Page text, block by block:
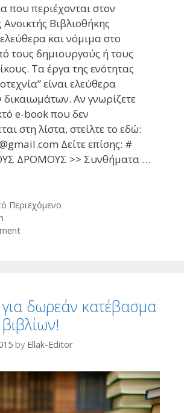
που περιέχονται στον
Βιβλιοθήκης
και νόμιμα στο
τους δημιουργούς ή τους
Τα έργα της ενότητας
είναι ελεύθερα
Αν γνωρίζετε
e-book που δεν
στη λίστα, στείλτε το εδώ:
Δείτε επίσης: #
ΔΡΟΜΟΥΣ >> Συνθήματα …
Περιεχόμενο
δωρεάν κατέβασμα
by Ellak-Editor